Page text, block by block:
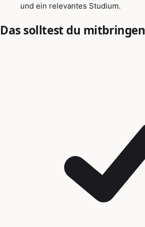
und ein relevantes Studium.
Das solltest du mitbringen